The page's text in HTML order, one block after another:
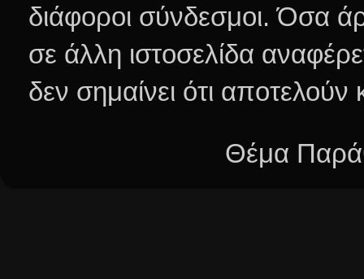
διάφοροι σύνδεσμοι.Όσα
σε άλλη ιστοσελίδα
δεν σημαίνει ότι
Θέμα